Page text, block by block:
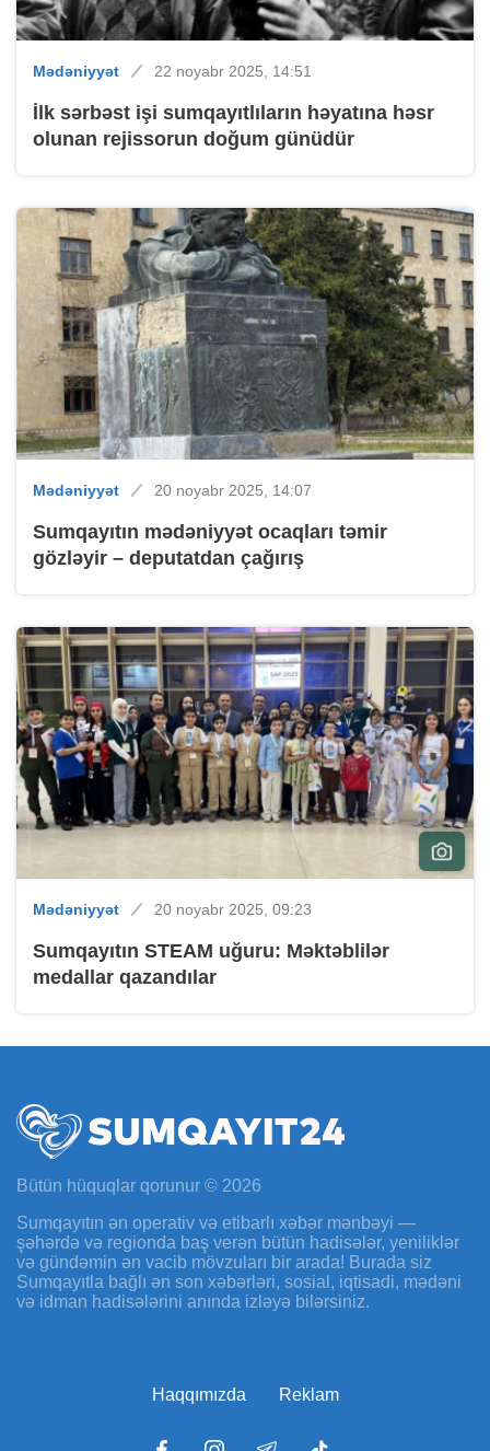
Mədəniyyət 22 noyabr 2025, 14:51
İlk sərbəst işi sumqayıtlıların həyatına həsr
olunan rejissorun doğum günüdür
Mədəniyyət 20 noyabr 2025, 14:07
Sumqayıtın mədəniyyət ocaqları təmir
gözləyir – deputatdan çağırış
Mədəniyyət 20 noyabr 2025, 09:23
Sumqayıtın STEAM uğuru: Məktəblilər
medallar qazandılar
Bütün hüquqlar qorunur © 2026
Sumqayıtın ən operativ və etibarlı xəbər mənbəyi —
şəhərdə və regionda baş verən bütün hadisələr, yeniliklər
və gündəmin ən vacib mövzuları bir arada! Burada siz
Sumqayıtla bağlı ən son xəbərləri, sosial, iqtisadi, mədəni
və idman hadisələrini anında izləyə bilərsiniz.
Haqqımızda Reklam